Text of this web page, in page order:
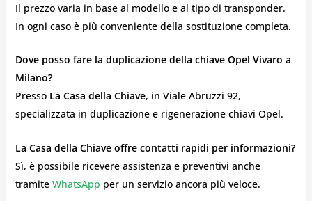
Il prezzo varia in base al modello e al tipo di transponder.
In ogni caso è più conveniente della sostituzione completa.
Dove posso fare la duplicazione della chiave Opel Vivaro a
Milano?
Presso La Casa della Chiave, in Viale Abruzzi 92,
specializzata in duplicazione e rigenerazione chiavi Opel.
La Casa della Chiave offre contatti rapidi per informazioni?
Sì, è possibile ricevere assistenza e preventivi anche
tramite WhatsApp per un servizio ancora più veloce.